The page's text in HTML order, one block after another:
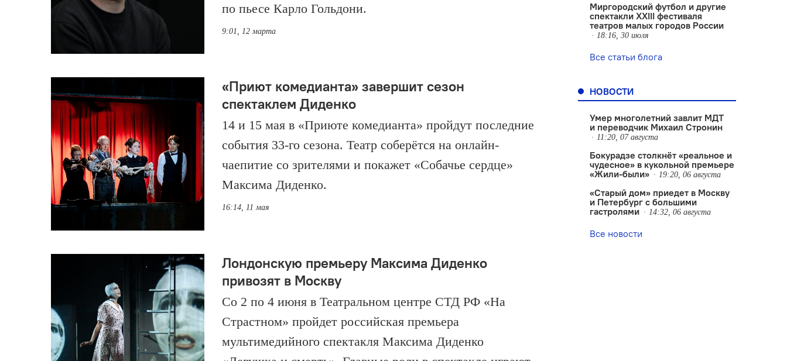
по пьесе Карло Гольдони.
9:01, 12 марта
«Приют комедианта» завершит сезон
спектаклем Диденко
14 и 15 мая в «Приюте комедианта» пройдут последние
события 33-го сезона. Театр соберётся на онлайн-
чаепитие со зрителями и покажет «Собачье сердце»
Максима Диденко.
16:14, 11 мая
Лондонскую премьеру Максима Диденко
привозят в Москву
Со 2 по 4 июня в Театральном центре СТД РФ «На
Страстном» пройдет российская премьера
мультимедийного спектакля Максима Диденко
Миргородский футбол и другие
спектакли XXIII фестиваля
театров малых городов России
18:16, 30 июля
Все статьи блога
НОВОСТИ
Умер многолетний завлит МДТ
и переводчик Михаил Стронин
11:20, 07 августа
Бокурадзе столкнëт «реальное и
чудесное» в кукольной премьере
«Жили-были»
19:20, 06 августа
«Старый дом» приедет в Москву
и Петербург с большими
гастролями
14:32, 06 августа
Все новости